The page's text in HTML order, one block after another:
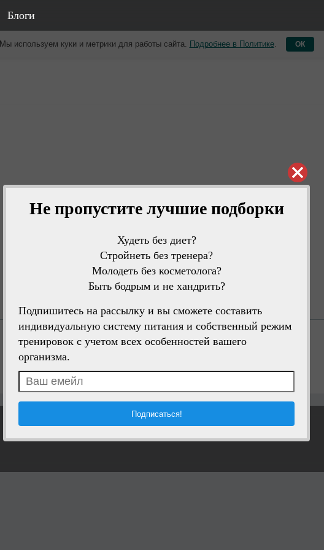
Не пропустите лучшие подборки
Худеть без диет?
Стройнеть без тренера?
Молодеть без косметолога?
Быть бодрым и не хандрить?
Подпишитесь на рассылку и вы сможете составить
индивидуальную систему питания и собственный режим
тренировок с учетом всех особенностей вашего
организма.
Блоги
Мы используем куки и метрики для работы сайта. Подробнее в Политике. ОК